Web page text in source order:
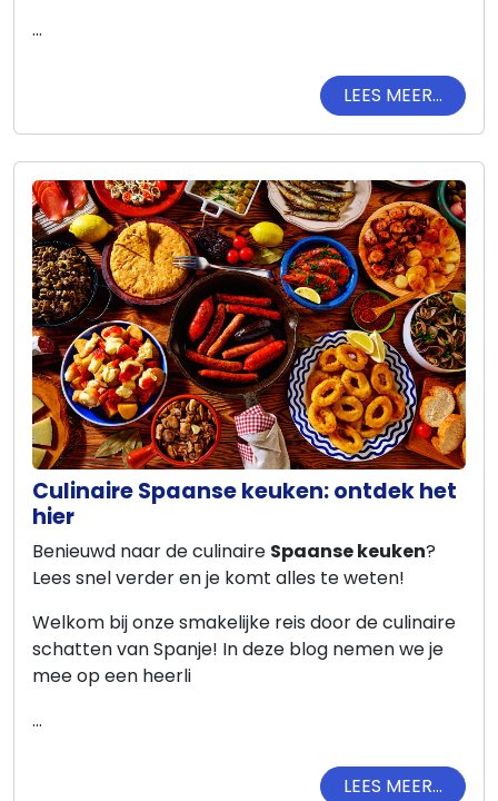
...
LEES MEER...
Culinaire Spaanse keuken: ontdek het
hier
Benieuwd naar de culinaire Spaanse keuken?
Lees snel verder en je komt alles te weten!
Welkom bij onze smakelijke reis door de culinaire
schatten van Spanje! In deze blog nemen we je
mee op een heerli
...
LEES MEER...